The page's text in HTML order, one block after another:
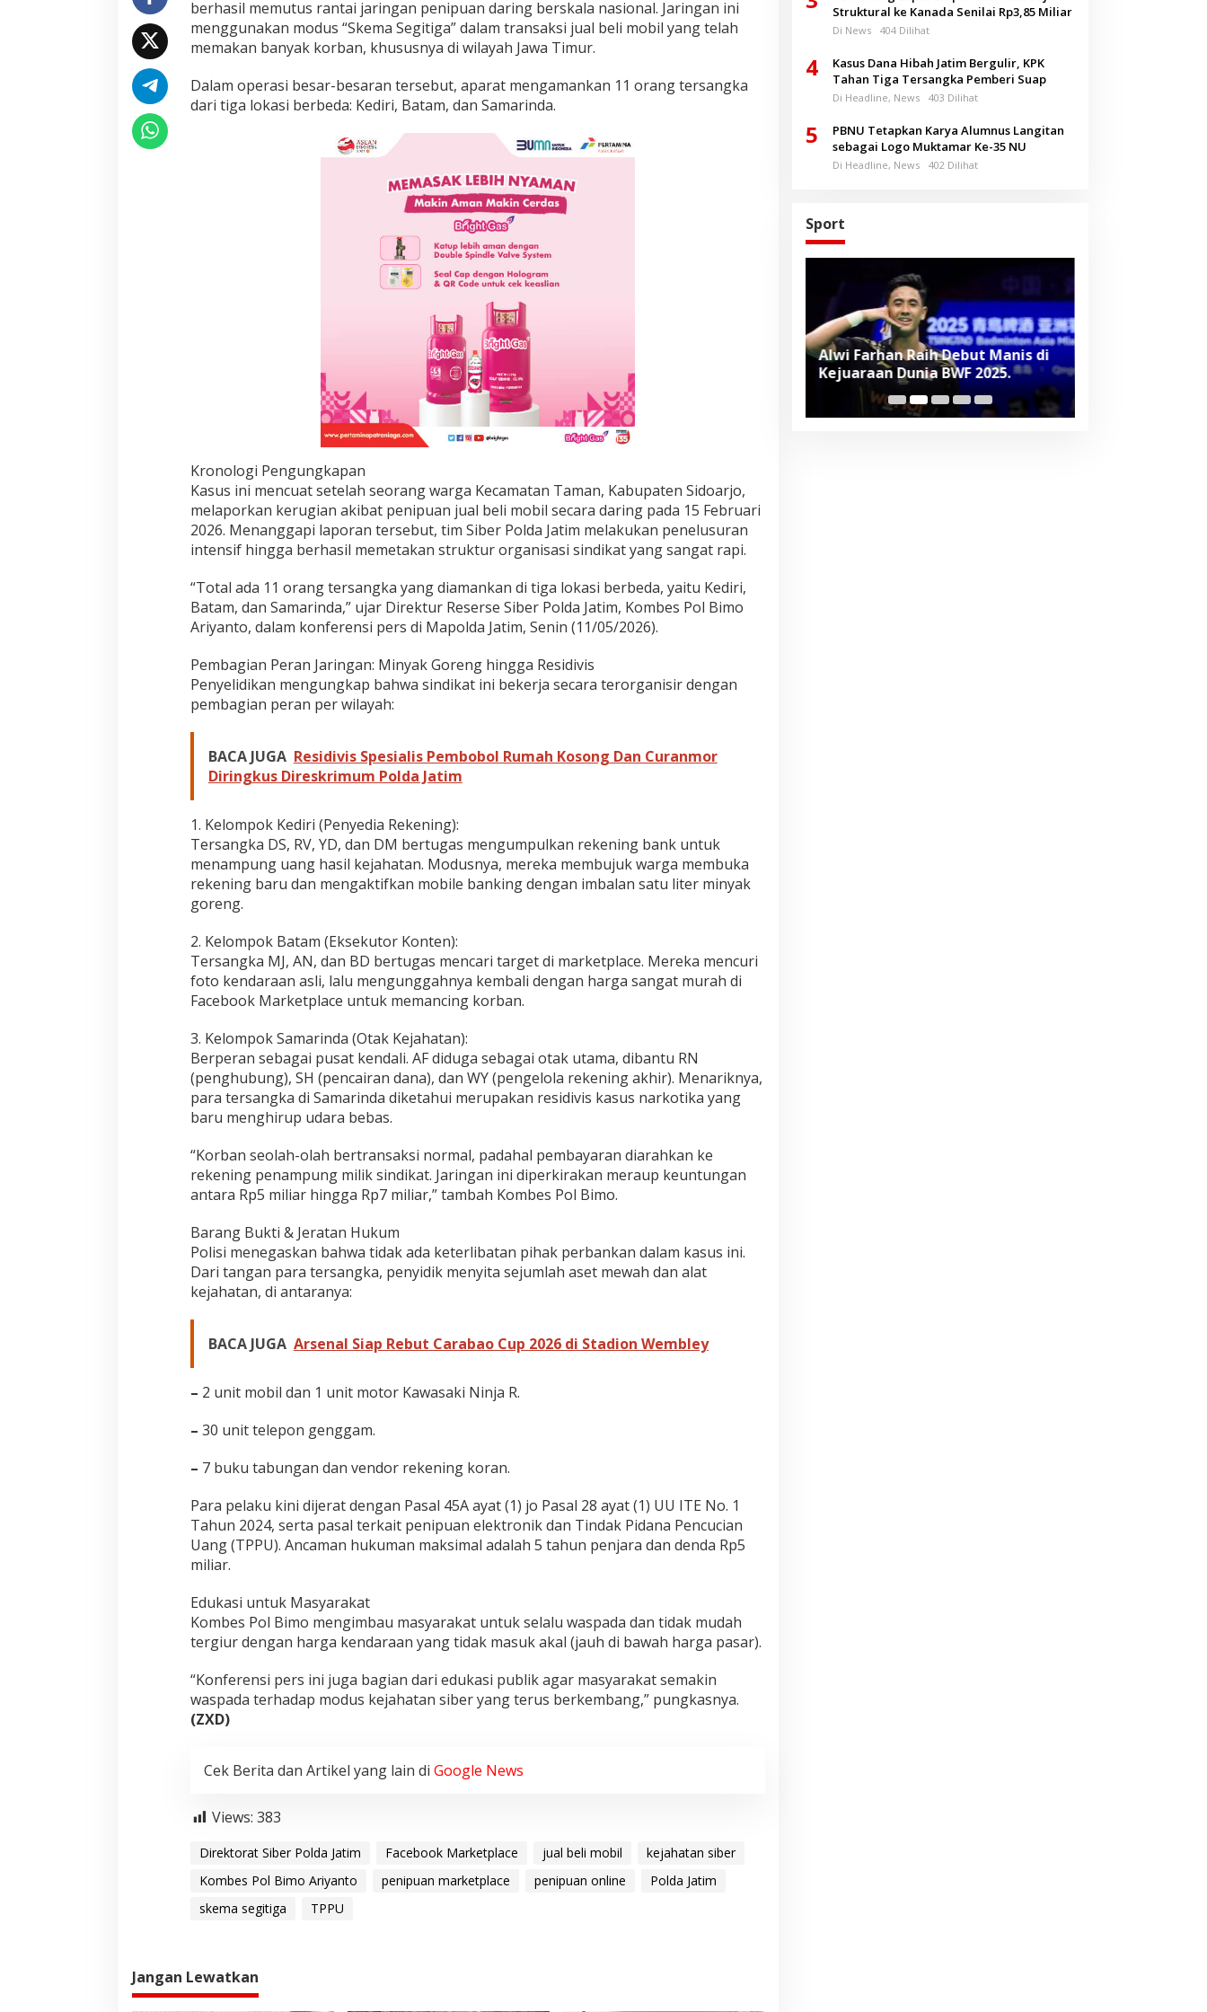
n
e
e
m
T
e
r
s
a
n
a
D
i
i
n
g
k
berhasil memutus rantai jaringan penipuan daring berskala nasional. Jaringan ini
menggunakan modus “Skema Segitiga” dalam transaksi jual beli mobil yang telah
memakan banyak korban, khususnya di wilayah Jawa Timur.
Dalam operasi besar-besaran tersebut, aparat mengamankan 11 orang tersangka
dari tiga lokasi berbeda: Kediri, Batam, dan Samarinda.
Kronologi Pengungkapan
Kasus ini mencuat setelah seorang warga Kecamatan Taman, Kabupaten Sidoarjo,
melaporkan kerugian akibat penipuan jual beli mobil secara daring pada 15 Februari
2026. Menanggapi laporan tersebut, tim Siber Polda Jatim melakukan penelusuran
intensif hingga berhasil memetakan struktur organisasi sindikat yang sangat rapi.
“Total ada 11 orang tersangka yang diamankan di tiga lokasi berbeda, yaitu Kediri,
Batam, dan Samarinda,” ujar Direktur Reserse Siber Polda Jatim, Kombes Pol Bimo
Ariyanto, dalam konferensi pers di Mapolda Jatim, Senin (11/05/2026).
Pembagian Peran Jaringan: Minyak Goreng hingga Residivis
Penyelidikan mengungkap bahwa sindikat ini bekerja secara terorganisir dengan
pembagian peran per wilayah:
BACA JUGA Residivis Spesialis Pembobol Rumah Kosong Dan Curanmor
Diringkus Direskrimum Polda Jatim
1. Kelompok Kediri (Penyedia Rekening):
Tersangka DS, RV, YD, dan DM bertugas mengumpulkan rekening bank untuk
menampung uang hasil kejahatan. Modusnya, mereka membujuk warga membuka
rekening baru dan mengaktifkan mobile banking dengan imbalan satu liter minyak
goreng.
2. Kelompok Batam (Eksekutor Konten):
Tersangka MJ, AN, dan BD bertugas mencari target di marketplace. Mereka mencuri
foto kendaraan asli, lalu mengunggahnya kembali dengan harga sangat murah di
Facebook Marketplace untuk memancing korban.
3. Kelompok Samarinda (Otak Kejahatan):
Berperan sebagai pusat kendali. AF diduga sebagai otak utama, dibantu RN
(penghubung), SH (pencairan dana), dan WY (pengelola rekening akhir). Menariknya,
para tersangka di Samarinda diketahui merupakan residivis kasus narkotika yang
baru menghirup udara bebas.
“Korban seolah-olah bertransaksi normal, padahal pembayaran diarahkan ke
rekening penampung milik sindikat. Jaringan ini diperkirakan meraup keuntungan
antara Rp5 miliar hingga Rp7 miliar,” tambah Kombes Pol Bimo.
Barang Bukti & Jeratan Hukum
Polisi menegaskan bahwa tidak ada keterlibatan pihak perbankan dalam kasus ini.
Dari tangan para tersangka, penyidik menyita sejumlah aset mewah dan alat
kejahatan, di antaranya:
BACA JUGA Arsenal Siap Rebut Carabao Cup 2026 di Stadion Wembley
– 2 unit mobil dan 1 unit motor Kawasaki Ninja R.
– 30 unit telepon genggam.
– 7 buku tabungan dan vendor rekening koran.
Para pelaku kini dijerat dengan Pasal 45A ayat (1) jo Pasal 28 ayat (1) UU ITE No. 1
Tahun 2024, serta pasal terkait penipuan elektronik dan Tindak Pidana Pencucian
Uang (TPPU). Ancaman hukuman maksimal adalah 5 tahun penjara dan denda Rp5
miliar.
Edukasi untuk Masyarakat
Kombes Pol Bimo mengimbau masyarakat untuk selalu waspada dan tidak mudah
tergiur dengan harga kendaraan yang tidak masuk akal (jauh di bawah harga pasar).
“Konferensi pers ini juga bagian dari edukasi publik agar masyarakat semakin
waspada terhadap modus kejahatan siber yang terus berkembang,” pungkasnya.
(ZXD)
Cek Berita dan Artikel yang lain di Google News
Views: 383
Direktorat Siber Polda Jatim Facebook Marketplace jual beli mobil
kejahatan siber
Kombes Pol Bimo Ariyanto
penipuan marketplace penipuan online
Polda Jatim
skema segitiga
TPPU
Jangan Lewatkan
Struktural ke Kanada Senilai Rp3,85 Miliar
Di News 404 Dilihat
4
Kasus Dana Hibah Jatim Bergulir, KPK
Tahan Tiga Tersangka Pemberi Suap
Di Headline, News 403 Dilihat
5
PBNU Tetapkan Karya Alumnus Langitan
sebagai Logo Muktamar Ke-35 NU
Di Headline, News 402 Dilihat
Sport
Piala Dunia 2026 Usai Taklukkan
Maroko
Alwi Farhan Raih Debut Manis di
Kejuaraan Dunia BWF 2025.